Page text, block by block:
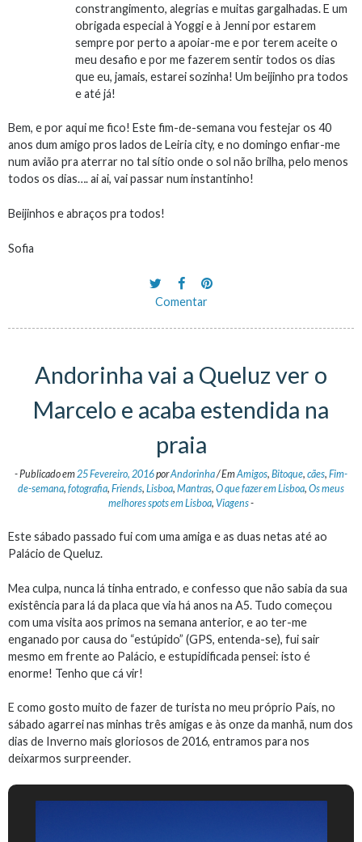
constrangimento, alegrias e muitas gargalhadas. E um
obrigada especial à Yoggi e à Jenni por estarem
sempre por perto a apoiar-me e por terem aceite o
meu desafio e por me fazerem sentir todos os dias
que eu, jamais, estarei sozinha! Um beijinho pra todos
e até já!
Bem, e por aqui me fico! Este fim-de-semana vou festejar os 40
anos dum amigo pros lados de Leiria city, e no domingo enfiar-me
num avião pra aterrar no tal sítio onde o sol não brilha, pelo menos
todos os dias…. ai ai, vai passar num instantinho!
Beijinhos e abraços pra todos!
Sofia
Comentar
Andorinha vai a Queluz ver o
Marcelo e acaba estendida na
praia
-Publicado em 25 Fevereiro, 2016porAndorinha/EmAmigos, Bitoque, cães, Fim-
de-semana, fotografia, Friends, Lisboa, Mantras, O que fazer em Lisboa, Os meus
melhores spots em Lisboa, Viagens-
Este sábado passado fui com uma amiga e as duas netas até ao
Palácio de Queluz.
Mea culpa, nunca lá tinha entrado, e confesso que não sabia da sua
existência para lá da placa que via há anos na A5. Tudo começou
com uma visita aos primos na semana anterior, e ao ter-me
enganado por causa do “estúpido” (GPS, entenda-se), fui sair
mesmo em frente ao Palácio, e estupidificada pensei: isto é
enorme! Tenho que cá vir!
E como gosto muito de fazer de turista no meu próprio País, no
sábado agarrei nas minhas três amigas e às onze da manhã, num dos
dias de Inverno mais gloriosos de 2016, entramos para nos
deixarmos surpreender.